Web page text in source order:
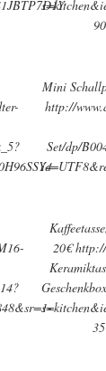
Mini
http://
Set/dp/
20€